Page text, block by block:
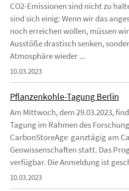
CO2-Emissionen sind nicht zu
sind sich einig: Wenn wir das
noch erreichen wollen, müssen
Ausstöße drastisch senken,
Atmosphäre wieder ...
10.03.2023
Pflanzenkohle-Tagung Berlin
Am Mittwoch, dem 29.03.2023,
Tagung im Rahmen des
CarbonStoreAge ganztägig am
Geowissenschaften statt. Das
verfügbar. Die Anmeldung ist
10.03.2023